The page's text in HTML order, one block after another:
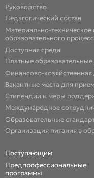
Руководство
Педагогический состав
Материально-
образовательного
Доступная среда
Платные образовательные
Финансово-хозяйственная
Вакантные места для
Стипендии и меры
Международное
Образовательные
Организация питания в
Поступающим
Предпрофессиональные
программы